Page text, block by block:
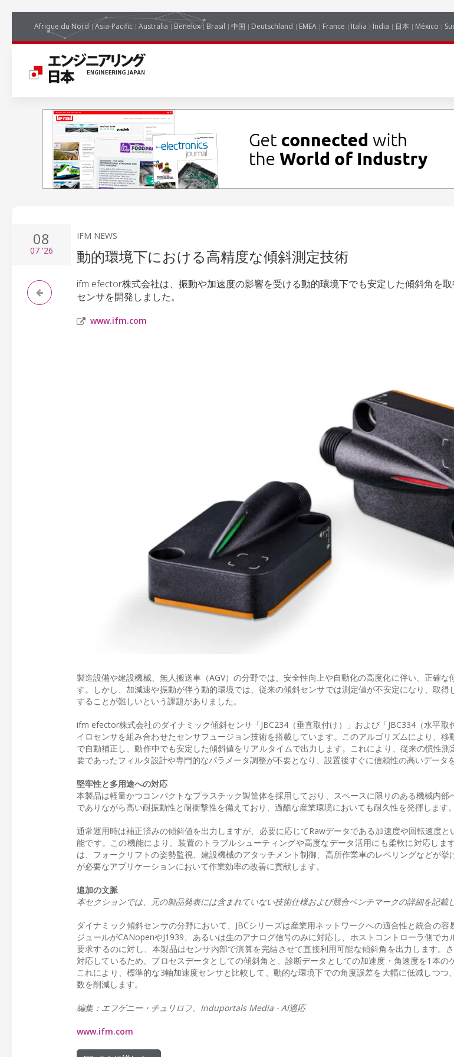
Afrique du Nord Asia-Pacific Australia Benelux Brasil 中国 Deutschland EMEA France Italia India 日本 México
08
07'26
IFM NEWS
動的環境下における高精度な傾斜測定技術
ifm efector株式会社は、振動や加速度の影響を受ける動的環境下でも安定した傾斜角を
センサを開発しました。
www.ifm.com
製造設備や建設機械、無人搬送車（AGV）の分野では、安全性向上や自動化の高度化に伴い、正確な
す。しかし、加減速や振動が伴う動的環境では、従来の傾斜センサでは測定値が不安定になり、取得
することが難しいという課題がありました。
ifm efector株式会社のダイナミック傾斜センサ「JBC234（垂直取付け）」および「JBC334（水平取
イロセンサを組み合わせたセンサフュージョン技術を搭載しています。このアルゴリズムにより、移
で自動補正し、動作中でも安定した傾斜値をリアルタイムで出力します。これにより、従来の慣性
要であったフィルタ設計や専門的なパラメータ調整が不要となり、設置後すぐに信頼性の高いデータ
堅牢性と多用途への対応
本製品は軽量かつコンパクトなプラスチック製筐体を採用しており、スペースに限りのある機械内
でありながら高い耐振動性と耐衝撃性を備えており、過酷な産業環境においても耐久性を発揮します。
通常運用時は補正済みの傾斜値を出力しますが、必要に応じてRawデータである加速度や回転速度
能です。この機能により、装置のトラブルシューティングや高度なデータ活用にも柔軟に対応しま
は、フォークリフトの姿勢監視、建設機械のアタッチメント制御、高所作業車のレベリングなどが挙
が必要なアプリケーションにおいて作業効率の改善に貢献します。
追加の文脈
本セクションでは、元の製品発表には含まれていない技術仕様および競合ベンチマークの詳細を記載し
ダイナミック傾斜センサの分野において、JBCシリーズは産業用ネットワークへの適合性と統合の
ジュールがCANopenやJ1939、あるいは生のアナログ信号のみに対応し、ホストコントローラ側で
要求するのに対し、本製品はセンサ内部で演算を完結させて直接利用可能な傾斜角を出力します。
対応しているため、プロセスデータとしての傾斜角と、診断データとしての加速度・角速度を1本の
これにより、標準的な3軸加速度センサと比較して、動的な環境下での角度誤差を大幅に低減しつつ
数を削減します。
編集：エフゲニー・チュリロフ、Induportals Media - AI適応
www.ifm.com